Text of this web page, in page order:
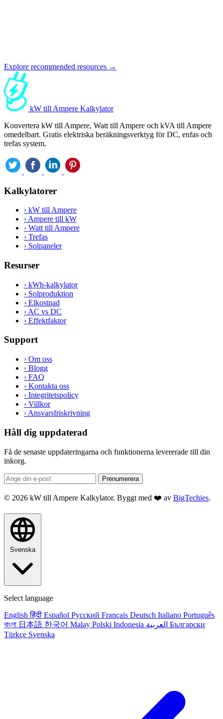
Explore recommended resources →
kW till Ampere Kalkylator
Konvertera kW till Ampere, Watt till Ampere och kVA till Ampere
omedelbart. Gratis elektriska beräkningsverktyg för DC, enfas och
trefas system.
Kalkylatorer
› kW till Ampere
› Ampere till kW
› Watt till Ampere
› Trefas
› Solpaneler
Resurser
› kWh-kalkylator
› Solproduktion
› Elkostnad
› AC vs DC
› Effektfaktor
Support
› Om oss
› Blogg
› FAQ
› Kontakta oss
› Integritetspolicy
› Villkor
› Ansvarsfriskrivning
Håll dig uppdaterad
Få de senaste uppdateringarna och funktionerna levererade till din
inkorg.
Prenumerera
© 2026 kW till Ampere Kalkylator. Byggt med ❤️ av BigTechies.
Svenska
Select language
English हिंदी Español Русский Français Deutsch Italiano Português
বাংলা 日本語 한국어 Malay Polski Indonesia العربية Български
Türkçe Svenska